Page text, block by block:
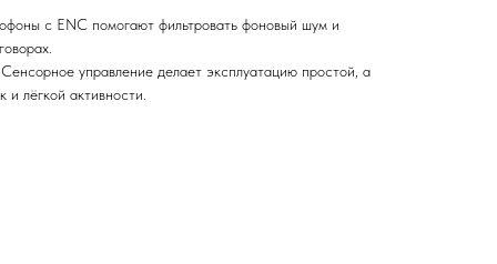
с ENC помогают фильтровать фоновый шум и
управление делает эксплуатацию простой, а
лёгкой активности.